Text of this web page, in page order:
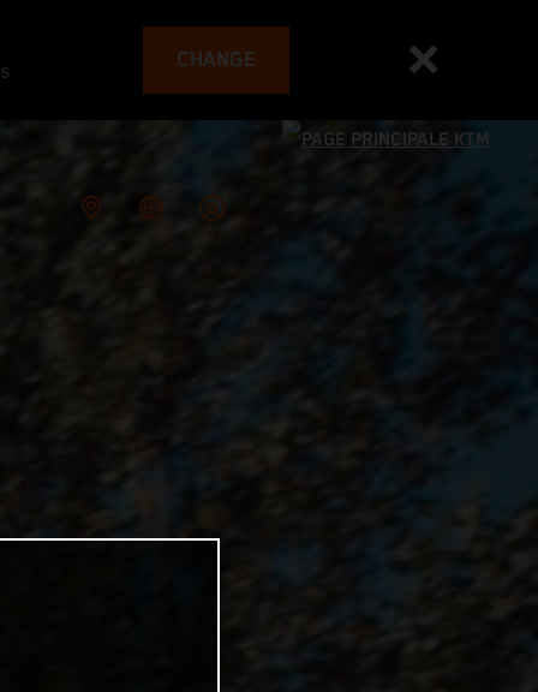
CHANGE